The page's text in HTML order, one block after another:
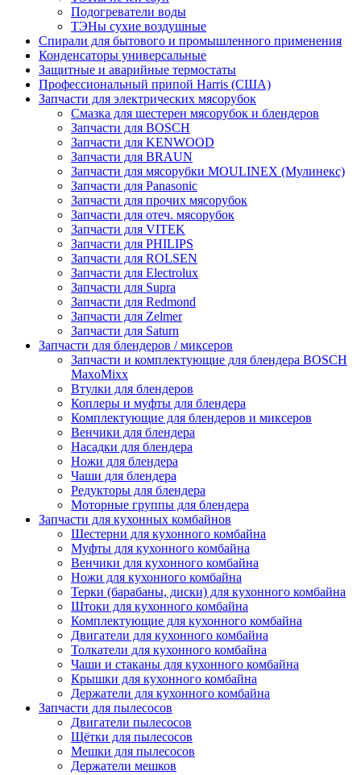
Подогреватели воды
ТЭНы сухие воздушные
Спирали для бытового и промышленного применения
Конденсаторы универсальные
Защитные и аварийные термостаты
Профессиональный припой Harris (США)
Запчасти для электрических мясорубок
Смазка для шестерен мясорубок и блендеров
Запчасти для BOSCH
Запчасти для KENWOOD
Запчасти для BRAUN
Запчасти для мясорубки MOULINEX (Мулинекс)
Запчасти для Panasonic
Запчасти для прочих мясорубок
Запчасти для отеч. мясорубок
Запчасти для VITEK
Запчасти для PHILIPS
Запчасти для ROLSEN
Запчасти для Electrolux
Запчасти для Supra
Запчасти для Redmond
Запчасти для Zelmer
Запчасти для Saturn
Запчасти для блендеров / миксеров
Запчасти и комплектующие для блендера BOSCH
MaxoMixx
Втулки для блендеров
Коплеры и муфты для блендера
Комплектующие для блендеров и миксеров
Венчики для блендера
Насадки для блендера
Ножи для блендера
Чаши для блендера
Редукторы для блендера
Моторные группы для блендера
Запчасти для кухонных комбайнов
Шестерни для кухонного комбайна
Муфты для кухонного комбайна
Венчики для кухонного комбайна
Ножи для кухонного комбайна
Терки (барабаны, диски) для кухонного комбайна
Штоки для кухонного комбайна
Комплектующие для кухонного комбайна
Двигатели для кухонного комбайна
Толкатели для кухонного комбайна
Чаши и стаканы для кухонного комбайна
Крышки для кухонного комбайна
Держатели для кухонного комбайна
Запчасти для пылесосов
Двигатели пылесосов
Щётки для пылесосов
Мешки для пылесосов
Держатели мешков